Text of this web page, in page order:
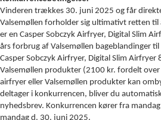
Vinderen trækkes 30. juni 2025 og får
Valsemøllen forholder sig ultimativt retten
er en Casper Sobczyk Airfryer, Digital Slim
års forbrug af Valsemøllen bageblandinger
Casper Sobczyk Airfryer, Digital Slim
Valsemøllen produkter (2100 kr. fordelt
airfryer eller Valsemøllen produkter kan
deltager i konkurrencen, bliver du
nyhedsbrev. Konkurrencen kører fra
mandag d. 30. juni 2025.